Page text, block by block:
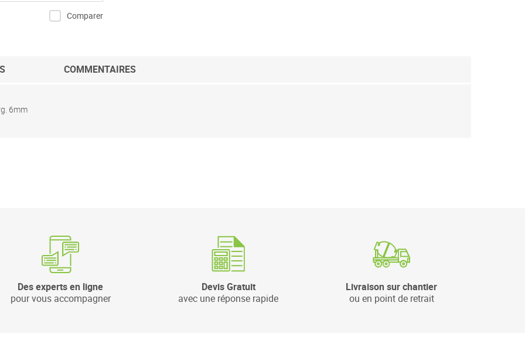
Comparer
6mm
COMMENTAIRES
Des experts en ligne
pour vous accompagner
Devis Gratuit
avec une réponse rapide
Livraison sur chantier
ou en point de retrait